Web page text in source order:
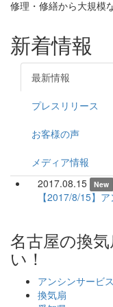
修理・修繕から大規模
新着情報
最新情報
プレスリリース
お客様の声
メディア情報
2017.08.15
New
【2017/8/15】
名古屋の換
い！
アンシンサービ
換気扇